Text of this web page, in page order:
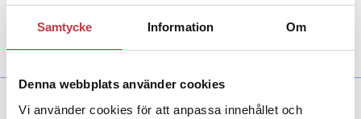
Samtycke Information Om
Denna webbplats använder cookies
Vi använder cookies för att anpassa innehållet och
självskydd och konflikthantering för civila har
10 december 2021